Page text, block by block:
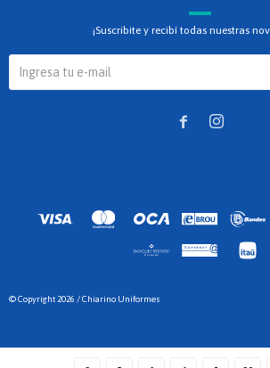
¡Suscribite y recibí todas nuestras
 
© Copyright 2026 / Chiarino Uniformes